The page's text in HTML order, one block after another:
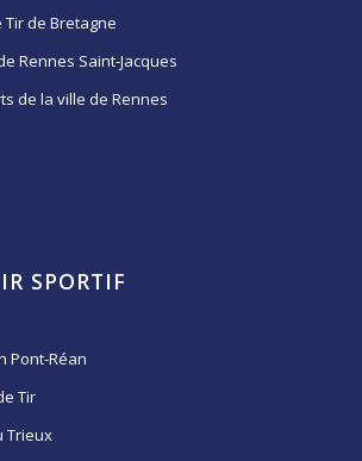
de Bretagne
Rennes Saint-Jacques
de la ville de Rennes
SPORTIF
Pont-Réan
Tir
Trieux